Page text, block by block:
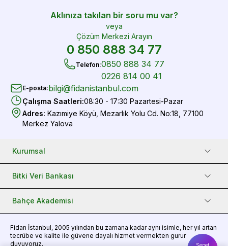
Sepet
Aklınıza takılan bir soru mu var?
veya
Çözüm Merkezi Arayın
0 850 888 34 77
Telefon:0850 888 34 77
0226 814 00 41
E-posta:bilgi@fidanistanbul.com
Çalışma Saatleri:08:30 - 17:30 Pazartesi-Pazar
Adres: Kazımiye Köyü, Mezarlık Yolu Cd. No:18, 77100
Merkez Yalova
Kurumsal
Bitki Veri Bankası
Bahçe Akademisi
Fidan İstanbul, 2005 yılından bu zamana kadar aynı isimle, her yıl artan
tecrübe ve kalite ile güvene dayalı hizmet vermekten gurur
duyuyoruz.